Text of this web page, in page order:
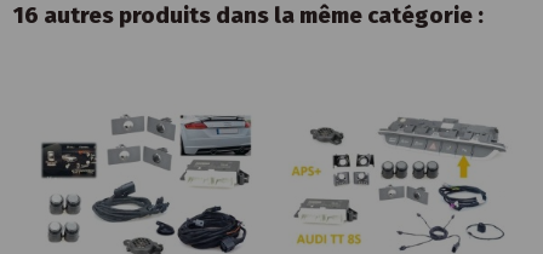
16 autres produits dans la même catégorie :